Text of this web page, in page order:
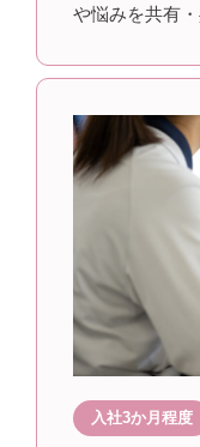
や悩みを共有
入社3か月程度